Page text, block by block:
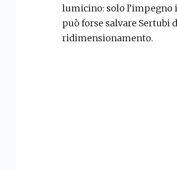
lumicino: solo l’impegno
può forse salvare Sertubi
ridimensionamento.